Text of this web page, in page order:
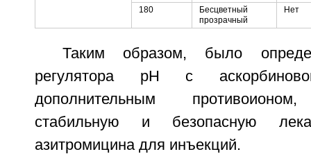
180
Бесцветный
прозрачный
Нет
Таким образом, было
регулятора pH с
дополнительным
стабильную и безопасную
азитромицина для инъекций.